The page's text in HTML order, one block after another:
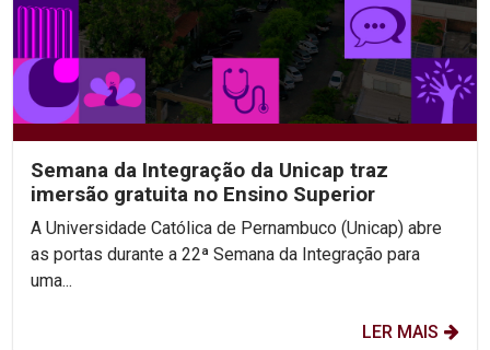
Semana da Integração da Unicap traz
imersão gratuita no Ensino Superior
A Universidade Católica de Pernambuco (Unicap) abre
as portas durante a 22ª Semana da Integração para
uma...
LER MAIS